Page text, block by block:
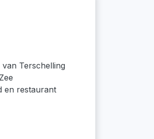
Terschelling
en restaurant